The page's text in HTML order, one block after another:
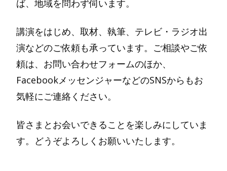
ば、地域を問わず伺います。
講演をはじめ、取材、執筆、テレビ・ラジオ出
演などのご依頼も承っています。ご相談やご依
頼は、お問い合わせフォームのほか、
FacebookメッセンジャーなどのSNSからもお
気軽にご連絡ください。
皆さまとお会いできることを楽しみにしていま
す。どうぞよろしくお願いいたします。